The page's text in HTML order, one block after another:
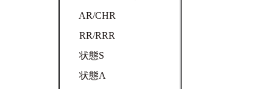
AR/CHR
RR/RRR
状態S
状態A